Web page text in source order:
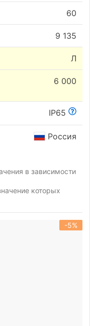
60
9 135
Л
6 000
IP65
Россия
в зависимости
которых
-5%